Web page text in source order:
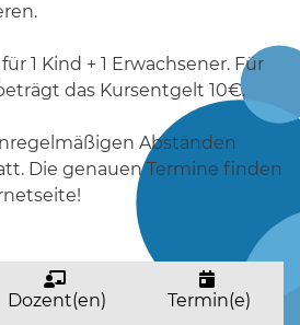
1 Kind + 1 Erwachsener. Für
das Kursentgelt 10€.
Abständen
Die genauen Termine finden
Dozent(en) Termin(e)